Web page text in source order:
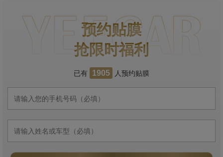
预约贴膜
抢限时福利
已有 1905 人预约贴膜